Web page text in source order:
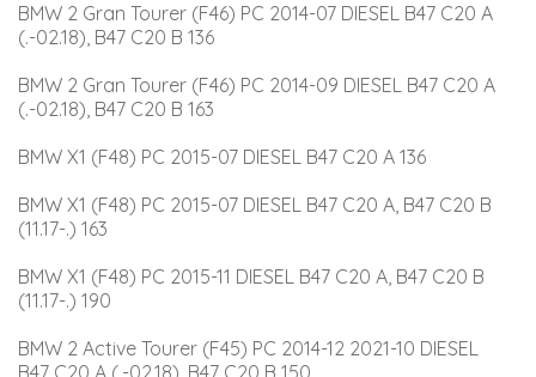
BMW 2 Gran Tourer (F46) PC 2014-07 DIESEL B47 C20 A
(.-02.18), B47 C20 B 136
BMW 2 Gran Tourer (F46) PC 2014-09 DIESEL B47 C20 A
(.-02.18), B47 C20 B 163
BMW X1 (F48) PC 2015-07 DIESEL B47 C20 A 136
BMW X1 (F48) PC 2015-07 DIESEL B47 C20 A, B47 C20 B
(11.17-.) 163
BMW X1 (F48) PC 2015-11 DIESEL B47 C20 A, B47 C20 B
(11.17-.) 190
BMW 2 Active Tourer (F45) PC 2014-12 2021-10 DIESEL